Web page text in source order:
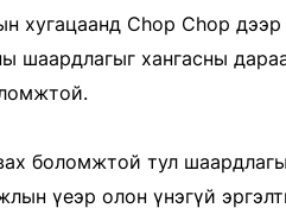
хугацаанд Chop Chop
шаардлагыг хангасны
боломжтой тул
үеэр олон үнэгүй